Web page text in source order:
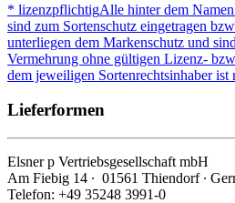
* lizenzpflichtigAlle hinter dem
sind zum Sortenschutz eingetragen
unterliegen dem Markenschutz und
Vermehrung ohne gültigen Lizenz-
dem jeweiligen Sortenrechtsinhaber ist
Lieferformen
Elsnerp Vertriebsgesellschaft mbH
Am Fiebig 14 ∙ 01561 Thiendorf ∙
Telefon: +49 35248 3991-0